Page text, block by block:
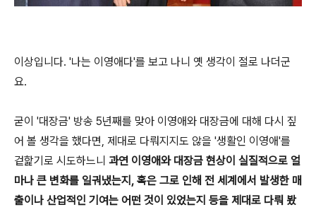
이상입니다. '나는 이영애다'를 보고 나니 옛 생각이 절로 나더군
요.
굳이 '대장금' 방송 5년째를 맞아 이영애와 대장금에 대해 다시 짚
어 볼 생각을 했다면, 제대로 다뤄지지도 않을 '생활인 이영애'를
겉핥기로 시도하느니 과연 이영애와 대장금 현상이 실질적으로 얼
마나 큰 변화를 일궈냈는지, 혹은 그로 인해 전 세계에서 발생한 매
출이나 산업적인 기여는 어떤 것이 있었는지 등을 제대로 다뤄 봤